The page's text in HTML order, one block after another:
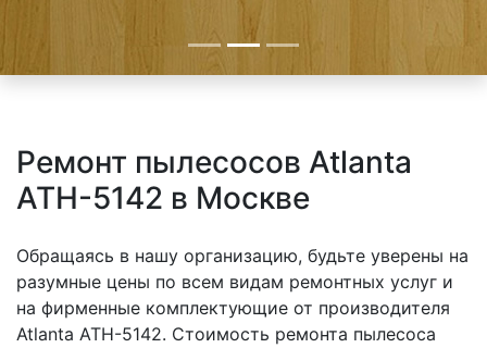
Ремонт пылесосов Atlanta
ATH-5142 в Москве
Обращаясь в нашу организацию, будьте уверены на
разумные цены по всем видам ремонтных услуг и
на фирменные комплектующие от производителя
Atlanta ATH-5142. Стоимость ремонта пылесоса